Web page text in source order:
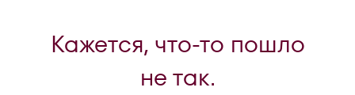
Кажется, что-то пошло
не так.